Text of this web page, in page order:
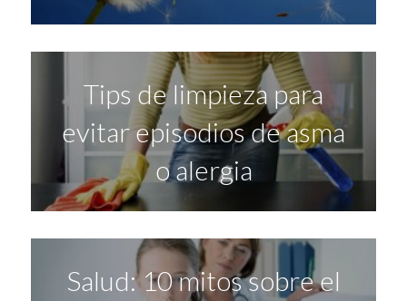
Tips de limpieza para
evitar episodios de asma
o alergia
Salud: 10 mitos sobre el